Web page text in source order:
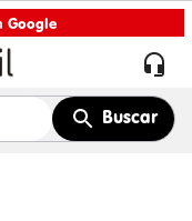
Google

Buscar